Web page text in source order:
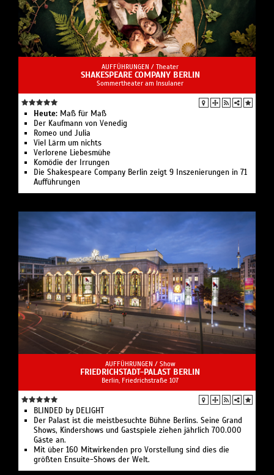
AUFFÜHRUNGEN / Theater
SHAKESPEARE COMPANY BERLIN
Sommertheater am Insulaner
Heute: Maß für Maß
Der Kaufmann von Venedig
Romeo und Julia
Viel Lärm um nichts
Verlorene Liebesmühe
Komödie der Irrungen
Die Shakespeare Company Berlin zeigt 9 Inszenierungen in 71
Aufführungen
AUFFÜHRUNGEN / Show
FRIEDRICHSTADT-PALAST BERLIN
Berlin, Friedrichstraße 107
BLINDED by DELIGHT
Der Palast ist die meistbesuchte Bühne Berlins. Seine Grand
Shows, Kindershows und Gastspiele ziehen jährlich 700.000
Gäste an.
Mit über 160 Mitwirkenden pro Vorstellung sind dies die
größten Ensuite-Shows der Welt.